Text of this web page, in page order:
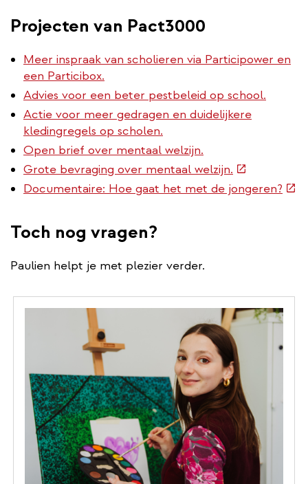
Projecten van Pact3000
Meer inspraak van scholieren via Participower en
een Particibox.
Advies voor een beter pestbeleid op school.
Actie voor meer gedragen en duidelijkere
kledingregels op scholen.
Open brief over mentaal welzijn.
Grote bevraging over mentaal welzijn. (externe
link)
Documentaire: Hoe gaat het met de jongeren?
Toch nog vragen?
Paulien helpt je met plezier verder.